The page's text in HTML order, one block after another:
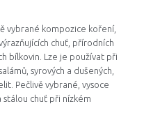
vybrané kompozice koření,
chuť, přírodních
bílkovin. Lze je používat při
syrových a dušených,
Pečlivě vybrané, vysoce
stálou chuť při nízkém